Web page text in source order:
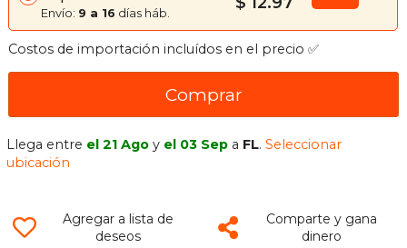
Envío: 9 a 16 días háb.
Costos de importación incluídos en el precio ✅
Comprar
Llega entre el 21 Ago y el 03 Sep a FL.Seleccionar
ubicación
Agregar a lista de
deseos
Comparte y gana
dinero